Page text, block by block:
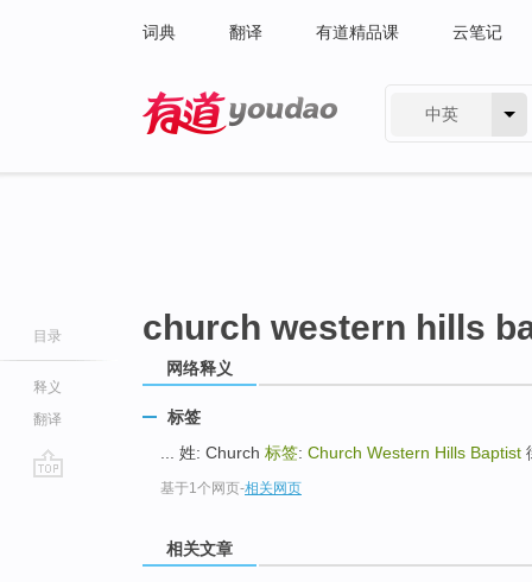
词典 翻译 有道精品课 云笔记
中英
目录
释义
翻译
church western hills
网络释义
标签
... 姓: Church 标签: Church Western Hills Baptist
基于1个网页-相关网页
相关文章